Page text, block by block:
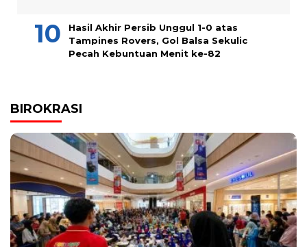
Hasil Akhir Persib Unggul 1-0 atas
Tampines Rovers, Gol Balsa Sekulic
Pecah Kebuntuan Menit ke-82
BIROKRASI